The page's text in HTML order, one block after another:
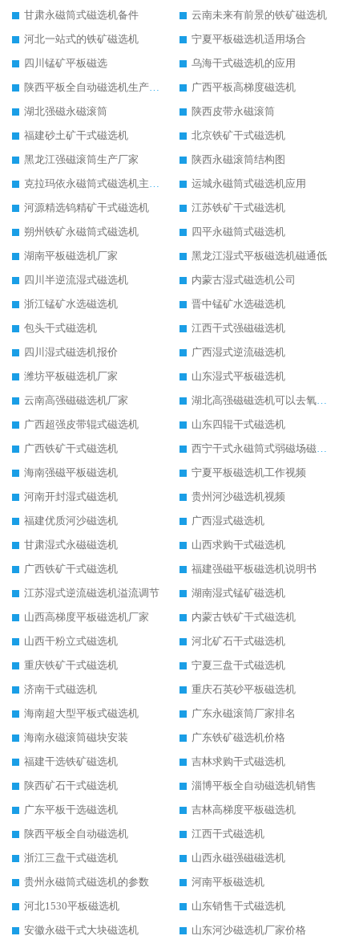
甘肃永磁筒式磁选机备件
云南未来有前景的铁矿磁选机
河北一站式的铁矿磁选机
宁夏平板磁选机适用场合
四川锰矿平板磁选
乌海干式磁选机的应用
陕西平板全自动磁选机生产厂家
广西平板高梯度磁选机
湖北强磁永磁滚筒
陕西皮带永磁滚筒
福建砂土矿干式磁选机
北京铁矿干式磁选机
黑龙江强磁滚筒生产厂家
陕西永磁滚筒结构图
克拉玛依永磁筒式磁选机主要技术参数
运城永磁筒式磁选机应用
河源精选钨精矿干式磁选机
江苏铁矿干式磁选机
朔州铁矿永磁筒式磁选机
四平永磁筒式磁选机
湖南平板磁选机厂家
黑龙江湿式平板磁选机磁通低
四川半逆流湿式磁选机
内蒙古湿式磁选机公司
浙江锰矿水选磁选机
晋中锰矿水选磁选机
包头干式磁选机
江西干式强磁磁选机
四川湿式磁选机报价
广西湿式逆流磁选机
潍坊平板磁选机厂家
山东湿式平板磁选机
云南高强磁磁选机厂家
湖北高强磁磁选机可以去氧化铝
广西超强皮带辊式磁选机
山东四辊干式磁选机
广西铁矿干式磁选机
西宁干式永磁筒式弱磁场磁选机结构图
海南强磁平板磁选机
宁夏平板磁选机工作视频
河南开封湿式磁选机
贵州河沙磁选机视频
福建优质河沙磁选机
广西湿式磁选机
甘肃湿式永磁磁选机
山西求购干式磁选机
广西铁矿干式磁选机
福建强磁平板磁选机说明书
江苏湿式逆流磁选机溢流调节
湖南湿式锰矿磁选机
山西高梯度平板磁选机厂家
内蒙古铁矿干式磁选机
山西干粉立式磁选机
河北矿石干式磁选机
重庆铁矿干式磁选机
宁夏三盘干式磁选机
济南干式磁选机
重庆石英砂平板磁选机
海南超大型平板式磁选机
广东永磁滚筒厂家排名
海南永磁滚筒磁块安装
广东铁矿磁选机价格
福建干选铁矿磁选机
吉林求购干式磁选机
陕西矿石干式磁选机
淄博平板全自动磁选机销售
广东平板干选磁选机
吉林高梯度平板磁选机
陕西平板全自动磁选机
江西干式磁选机
浙江三盘干式磁选机
山西永磁强磁磁选机
贵州永磁筒式磁选机的参数
河南平板磁选机
河北1530平板磁选机
山东销售干式磁选机
安徽永磁干式大块磁选机
山东河沙磁选机厂家价格